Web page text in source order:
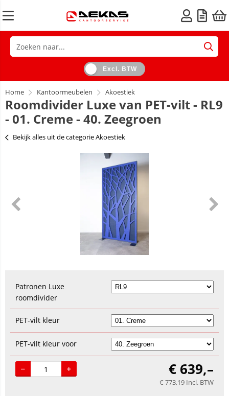
Excl. BTW
Home Kantoormeubelen Akoestiek
Roomdivider Luxe van PET-vilt - RL9
- 01. Creme - 40. Zeegroen
Bekijk alles uit de categorie Akoestiek
Patronen Luxe
roomdivider
PET-vilt kleur
PET-vilt kleur voor
€ 639,–
€ 773,19 Incl. BTW